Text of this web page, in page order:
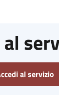
al servizio